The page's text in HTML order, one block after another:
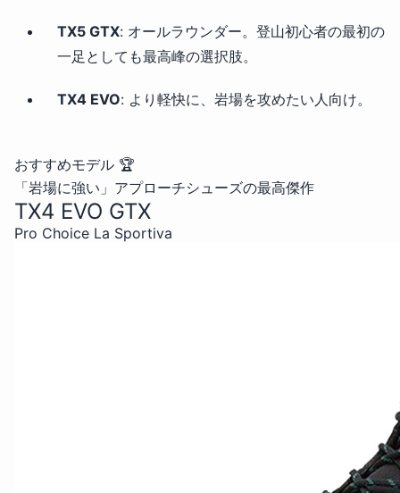
TX5 GTX: オールラウンダー。登山初心者の最初の
一足としても最高峰の選択肢。
TX4 EVO: より軽快に、岩場を攻めたい人向け。
おすすめモデル 🏆
「岩場に強い」アプローチシューズの最高傑作
TX4 EVO GTX
Pro Choice La Sportiva